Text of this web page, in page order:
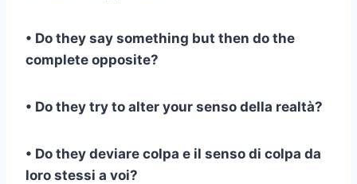
• Do they say something but then do the
complete opposite?
• Do they try to alter your senso della realtà?
• Do they deviare colpa e il senso di colpa da
loro stessi a voi?